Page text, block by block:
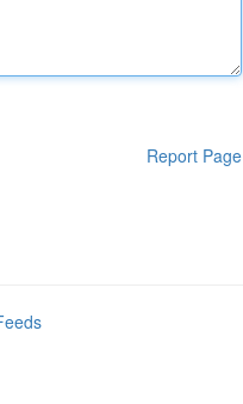
Report Page